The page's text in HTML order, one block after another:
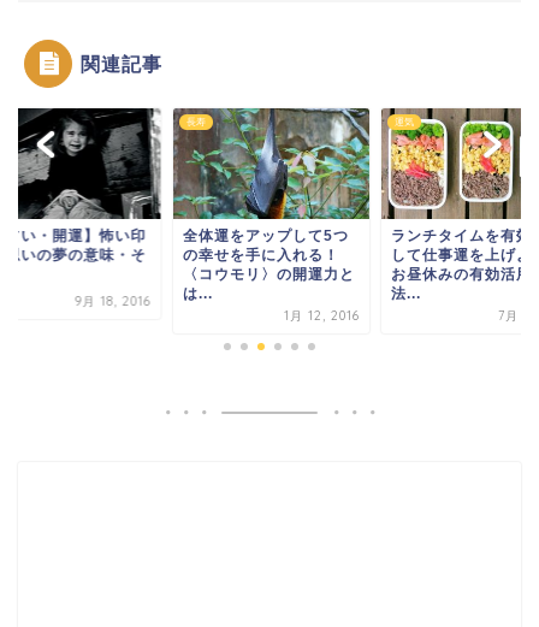
関連記事
占い・開運】怖い印
思いの夢の意味・そ
9月 18, 2016
長寿
全体運をアップして5つ
の幸せを手に入れる！
〈コウモリ〉の開運力と
は...
1月 12, 2016
運気
ランチタイムを有効
して仕事運を上げよ
お昼休みの有効活用
法...
7月 9,